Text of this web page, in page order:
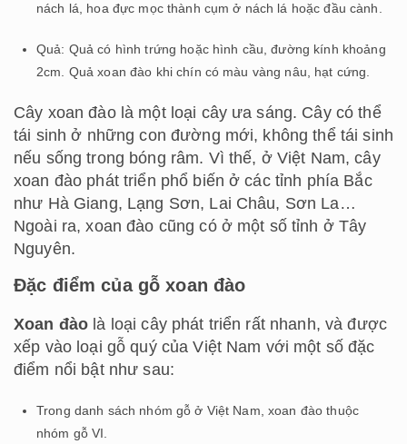
nách lá, hoa đực mọc thành cụm ở nách lá hoặc đầu cành.
Quả: Quả có hình trứng hoặc hình cầu, đường kính khoảng
2cm. Quả xoan đào khi chín có màu vàng nâu, hạt cứng.
Cây xoan đào là một loại cây ưa sáng. Cây có thể
tái sinh ở những con đường mới, không thể tái sinh
nếu sống trong bóng râm. Vì thế, ở Việt Nam, cây
xoan đào phát triển phổ biến ở các tỉnh phía Bắc
như Hà Giang, Lạng Sơn, Lai Châu, Sơn La…
Ngoài ra, xoan đào cũng có ở một số tỉnh ở Tây
Nguyên.
Đặc điểm của gỗ xoan đào
Xoan đào là loại cây phát triển rất nhanh, và được
xếp vào loại gỗ quý của Việt Nam với một số đặc
điểm nổi bật như sau:
Trong danh sách nhóm gỗ ở Việt Nam, xoan đào thuộc
nhóm gỗ VI.